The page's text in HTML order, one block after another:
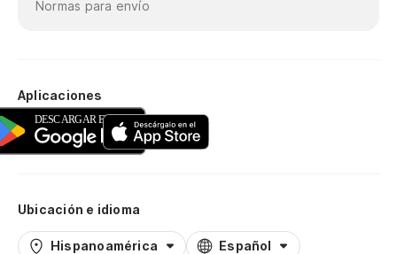
Normas para envío
Aplicaciones
Ubicación e idioma
Hispanoamérica Español